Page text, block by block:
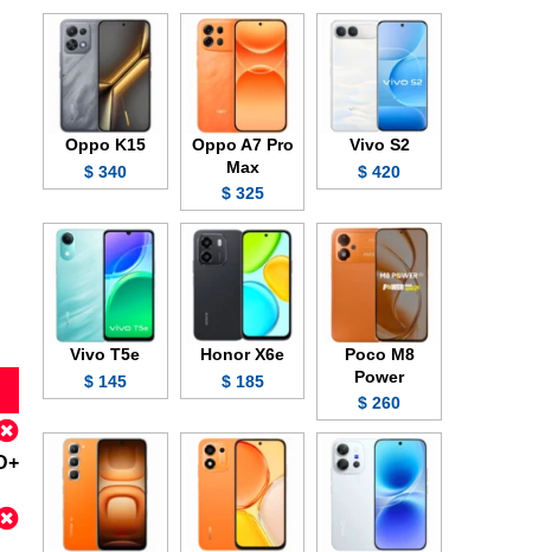
+FHD أفضل
Vivo S2
420 $
Oppo A7 Pro
Max
325 $
Oppo K15
340 $
Poco M8
Power
260 $
Honor X6e
185 $
Vivo T5e
145 $